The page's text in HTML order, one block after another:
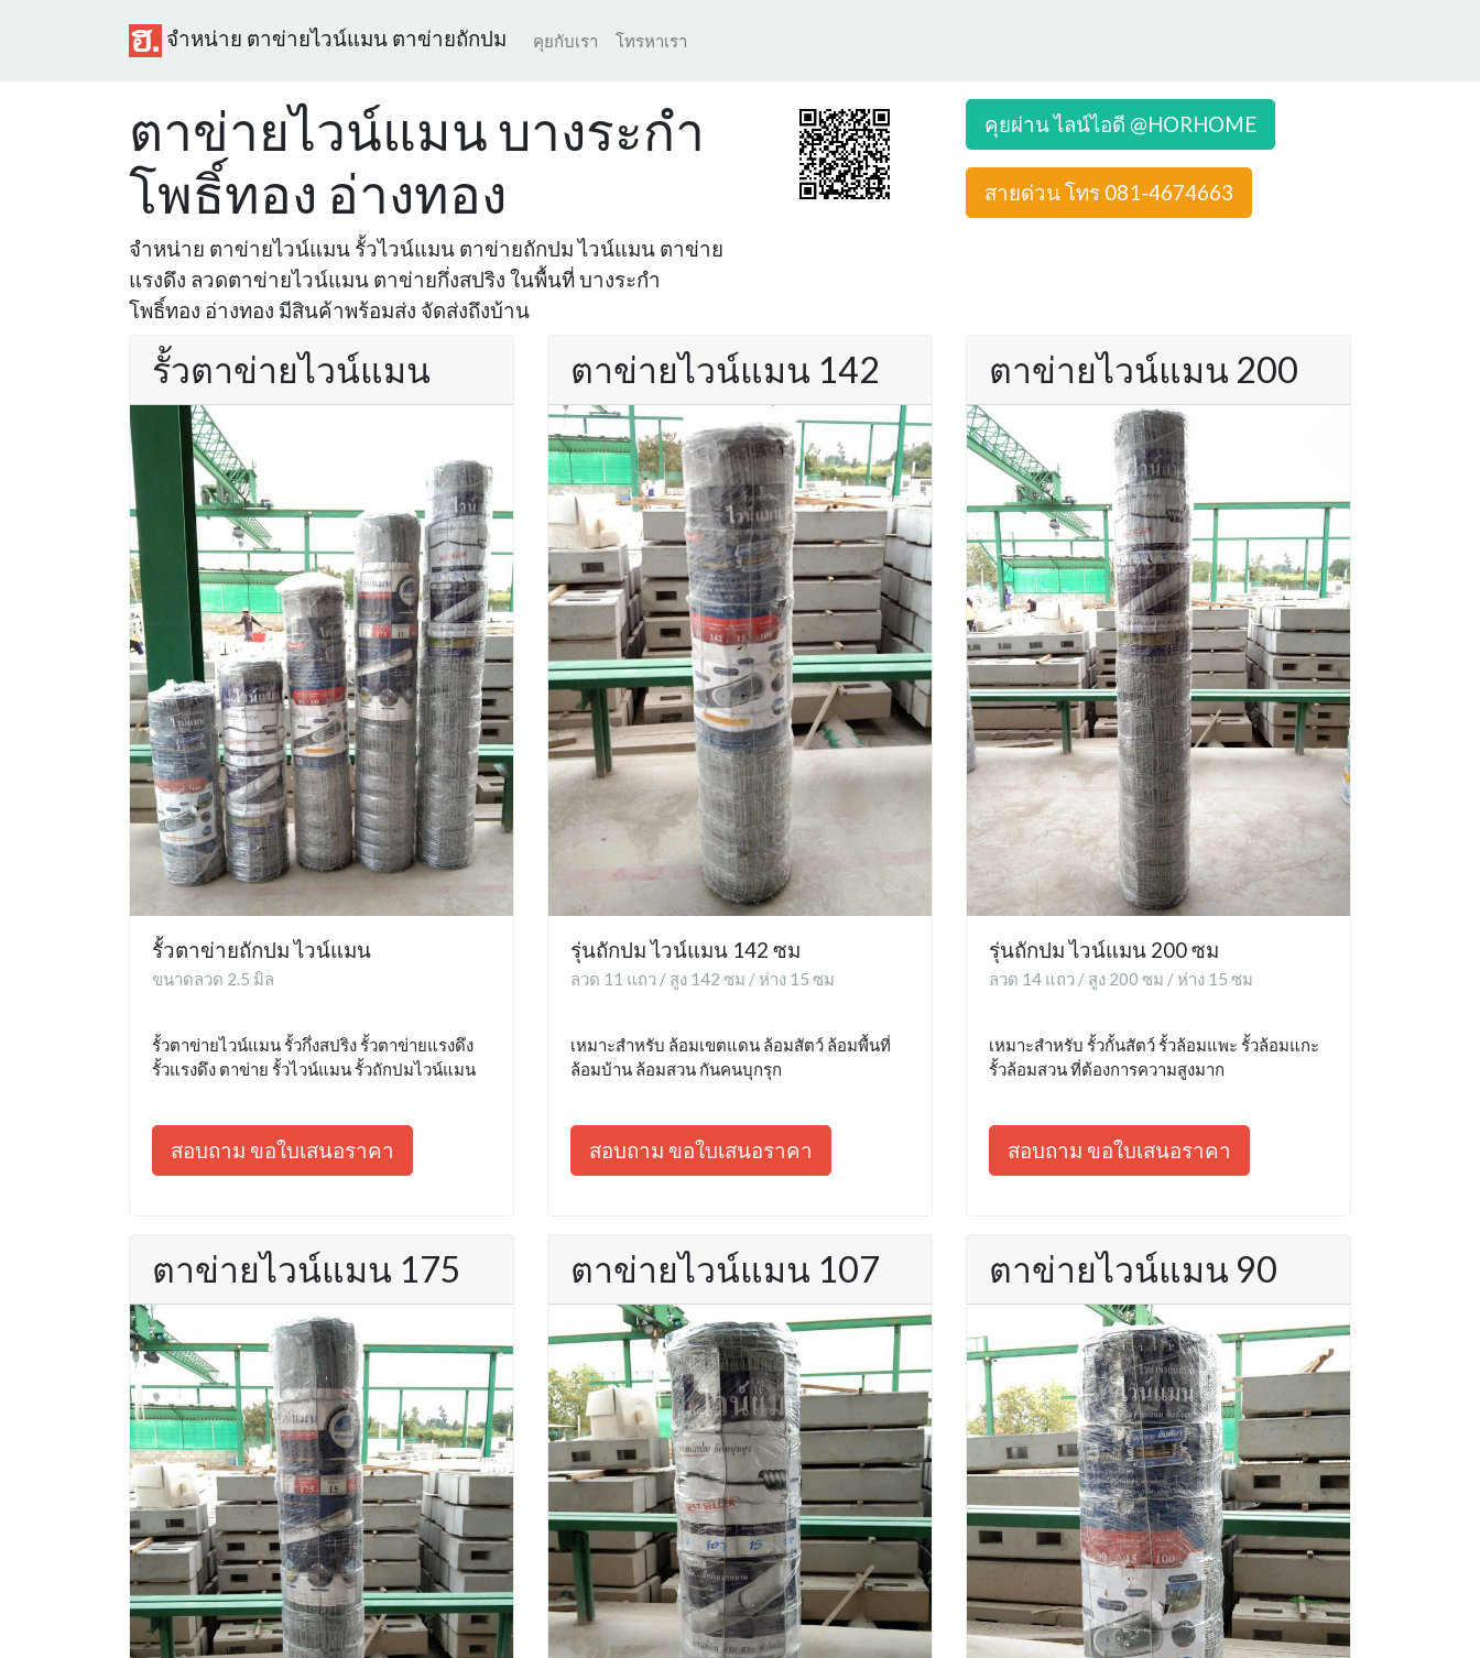
จำหน่าย ตาข่ายไวน์แมน ตาข่ายถักปม คุยกับเรา โทรหาเรา
ตาข่ายไวน์แมน บางระกำ
โพธิ์ทอง อ่างทอง
จำหน่าย ตาข่ายไวน์แมน รั้วไวน์แมน ตาข่ายถักปม ไวน์แมน ตาข่าย
แรงดึง ลวดตาข่ายไวน์แมน ตาข่ายกึ่งสปริง ในพื้นที่ บางระกำ
โพธิ์ทอง อ่างทอง มีสินค้าพร้อมส่ง จัดส่งถึงบ้าน
คุยผ่าน ไลน์ไอดี @HORHOME
สายด่วน โทร 081-4674663
รั้วตาข่ายไวน์แมน
รั้วตาข่ายถักปม ไวน์แมน
ขนาดลวด 2.5 มิล
รั้วตาข่ายไวน์แมน รั้วกึ่งสปริง รั้วตาข่ายแรงดึง
รั้วแรงดึง ตาข่าย รั้วไวน์แมน รั้วถักปมไวน์แมน
สอบถาม ขอใบเสนอราคา
ตาข่ายไวน์แมน 142
รุ่นถักปม ไวน์แมน 142 ซม
ลวด 11 แถว / สูง 142 ซม / ห่าง 15 ซม
เหมาะสำหรับ ล้อมเขตแดน ล้อมสัตว์ ล้อมพื้นที่
ล้อมบ้าน ล้อมสวน กันคนบุกรุก
สอบถาม ขอใบเสนอราคา
ตาข่ายไวน์แมน 200
รุ่นถักปม ไวน์แมน 200 ซม
ลวด 14 แถว / สูง 200 ซม / ห่าง 15 ซม
เหมาะสำหรับ รั้วกั้นสัตว์ รั้วล้อมแพะ รั้วล้อมแกะ
รั้วล้อมสวน ที่ต้องการความสูงมาก
สอบถาม ขอใบเสนอราคา
ตาข่ายไวน์แมน 175 ตาข่ายไวน์แมน 107 ตาข่ายไวน์แมน 90